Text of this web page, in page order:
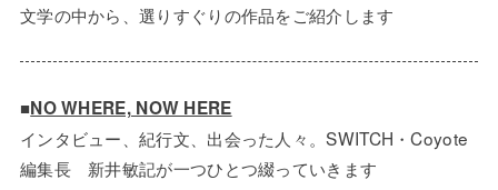
文学の中から、選りすぐりの作品をご紹介します
■NO WHERE, NOW HERE
インタビュー、紀行文、出会った人々。SWITCH・Coyote
編集長 新井敏記が一つひとつ綴っていきます